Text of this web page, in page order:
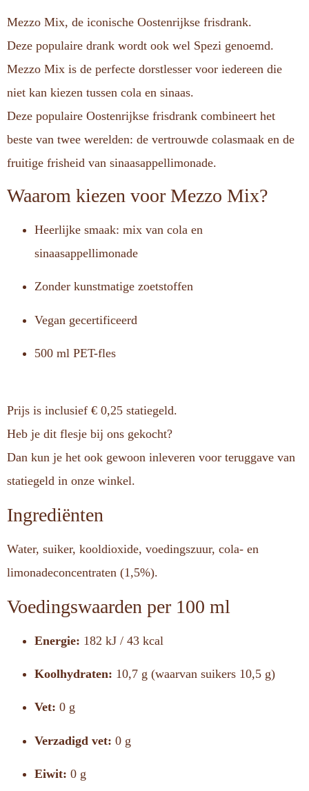
Mezzo Mix, de iconische Oostenrijkse frisdrank.
Deze populaire drank wordt ook wel Spezi genoemd.
Mezzo Mix is de perfecte dorstlesser voor iedereen die
niet kan kiezen tussen cola en sinaas.
Deze populaire Oostenrijkse frisdrank combineert het
beste van twee werelden: de vertrouwde colasmaak en de
fruitige frisheid van sinaasappellimonade.
Waarom kiezen voor Mezzo Mix?
Heerlijke smaak: mix van cola en
sinaasappellimonade
Zonder kunstmatige zoetstoffen
Vegan gecertificeerd
500 ml PET-fles
Prijs is inclusief € 0,25 statiegeld.
Heb je dit flesje bij ons gekocht?
Dan kun je het ook gewoon inleveren voor teruggave van
statiegeld in onze winkel.
Ingrediënten
Water, suiker, kooldioxide, voedingszuur, cola- en
limonadeconcentraten (1,5%).
Voedingswaarden per 100 ml
Energie: 182 kJ / 43 kcal
Koolhydraten: 10,7 g (waarvan suikers 10,5 g)
Vet: 0 g
Verzadigd vet: 0 g
Eiwit: 0 g